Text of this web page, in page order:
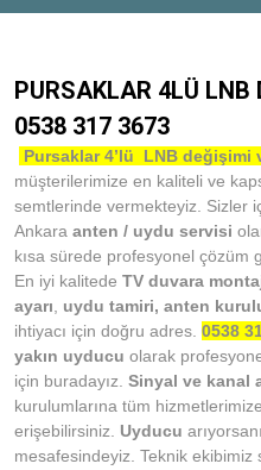
PURSAKLAR 4LÜ LNB
0538 317 3673
Pursaklar4’lü LNB değişimi
müşterilerimize en kaliteli ve
semtlerinde vermekteyiz. Sizler
Ankara anten / uydu servisi
kısa sürede profesyonel çözüm
En iyi kalitede TV duvara
ayarı, uydu tamiri, anten
ihtiyacı için doğru adres. 0538
yakın uyducu olarak
için buradayız. Sinyal ve kanal
kurulumlarına tüm hizmetlerimize
erişebilirsiniz. Uyducu
mesafesindeyiz. Teknik ekibimiz